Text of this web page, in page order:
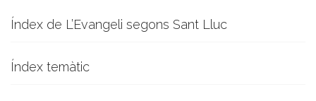
Índex de L’Evangeli segons Sant Lluc
Índex temàtic